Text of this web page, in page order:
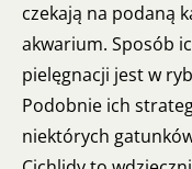
czekają na podaną
akwarium. Sposób
pielęgnacji jest w
Podobnie ich
niektórych